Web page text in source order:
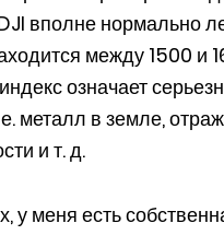
вполне нормально
между 1500 и
означает
е. металл в земле,
и т. д.
у меня есть